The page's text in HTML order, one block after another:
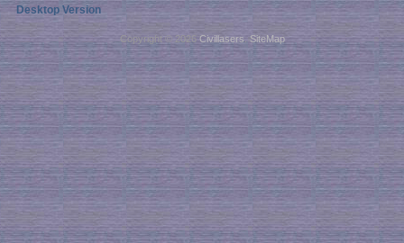
Desktop Version
Copyright © 2026 Civillasers SiteMap